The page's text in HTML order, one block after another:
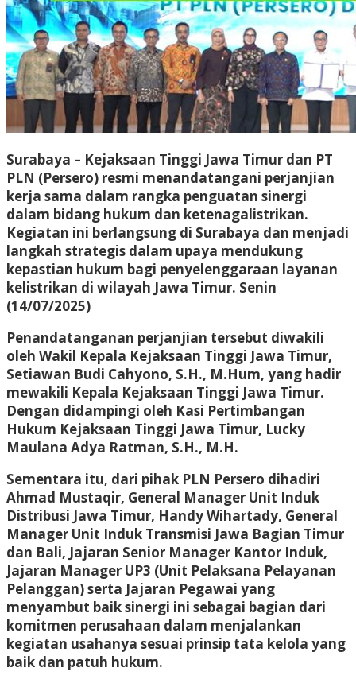
Surabaya – Kejaksaan Tinggi Jawa Timur dan PT
PLN (Persero) resmi menandatangani perjanjian
kerja sama dalam rangka penguatan sinergi
dalam bidang hukum dan ketenagalistrikan.
Kegiatan ini berlangsung di Surabaya dan menjadi
langkah strategis dalam upaya mendukung
kepastian hukum bagi penyelenggaraan layanan
kelistrikan di wilayah Jawa Timur. Senin
(14/07/2025)
Penandatanganan perjanjian tersebut diwakili
oleh Wakil Kepala Kejaksaan Tinggi Jawa Timur,
Setiawan Budi Cahyono, S.H., M.Hum, yang hadir
mewakili Kepala Kejaksaan Tinggi Jawa Timur.
Dengan didampingi oleh Kasi Pertimbangan
Hukum Kejaksaan Tinggi Jawa Timur, Lucky
Maulana Adya Ratman, S.H., M.H.
Sementara itu, dari pihak PLN Persero dihadiri
Ahmad Mustaqir, General Manager Unit Induk
Distribusi Jawa Timur, Handy Wihartady, General
Manager Unit Induk Transmisi Jawa Bagian Timur
dan Bali, Jajaran Senior Manager Kantor Induk,
Jajaran Manager UP3 (Unit Pelaksana Pelayanan
Pelanggan) serta Jajaran Pegawai yang
menyambut baik sinergi ini sebagai bagian dari
komitmen perusahaan dalam menjalankan
kegiatan usahanya sesuai prinsip tata kelola yang
baik dan patuh hukum.